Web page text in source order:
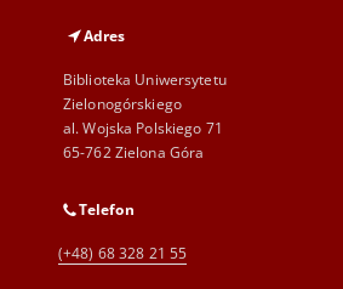
Adres
Biblioteka Uniwersytetu
Zielonogórskiego
al. Wojska Polskiego 71
65-762 Zielona Góra
Telefon
(+48) 68 328 21 55